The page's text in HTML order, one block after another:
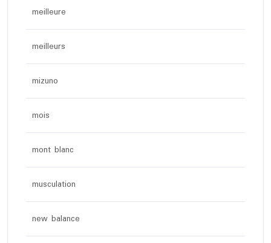
meilleure
meilleurs
mizuno
mois
mont blanc
musculation
new balance